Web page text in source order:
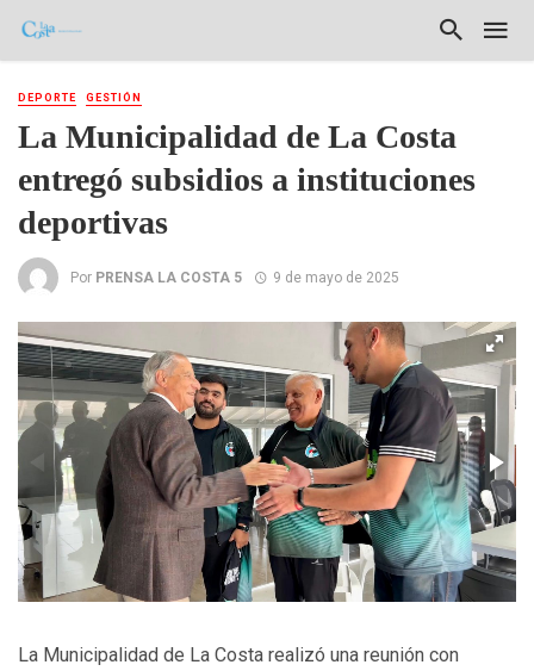
DEPORTE GESTIÓN
La Municipalidad de La Costa
entregó subsidios a instituciones
deportivas
Por PRENSA LA COSTA 5 9 de mayo de 2025
La Municipalidad de La Costa realizó una reunión con